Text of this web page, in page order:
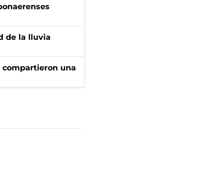
de la lluvia
compartieron una